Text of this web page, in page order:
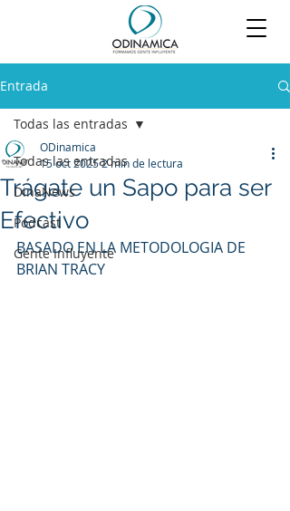
Entrada
Todas las entradas
DinaNews
Podcast
Gente Influyente
Todas las entradas
Trágate un Sapo para ser
Efectivo
ODinamica
15 oct 20252 min de lectura
BASADO EN LA METODOLOGIA DE
BRIAN TRACY